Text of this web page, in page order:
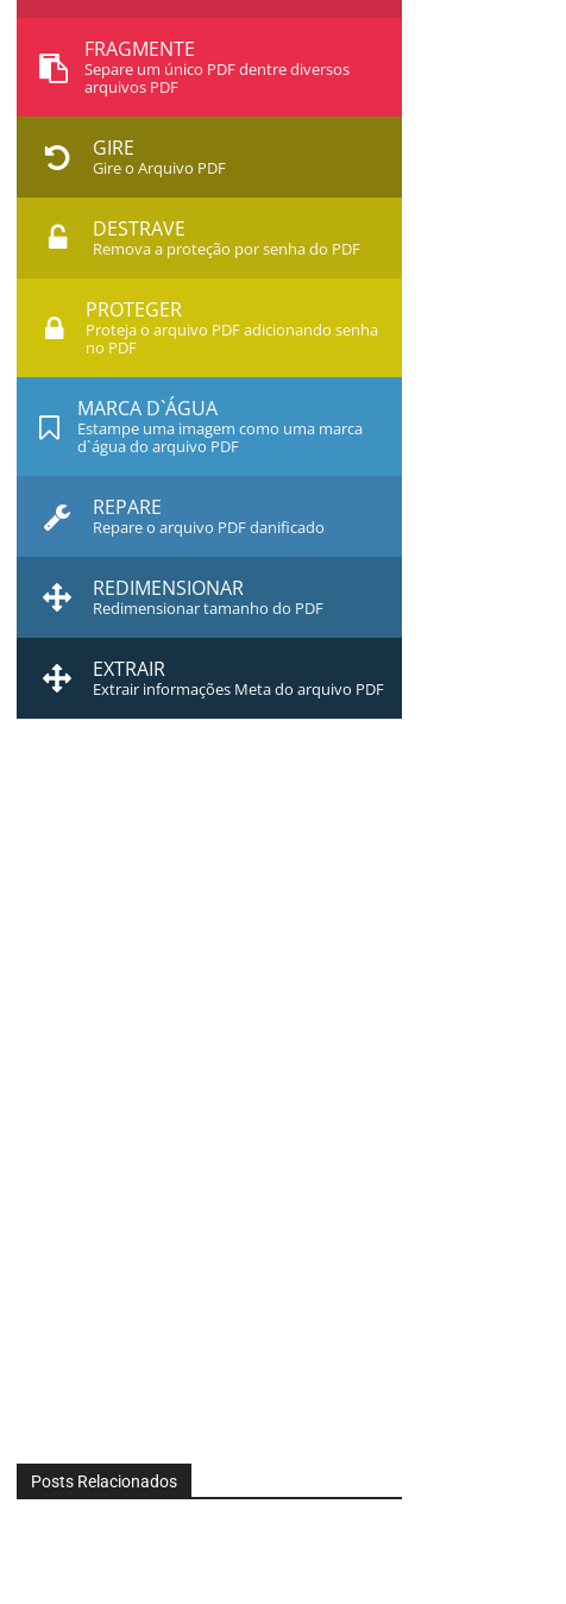
FRAGMENTE
Separe um único PDF dentre diversos
arquivos PDF
GIRE
Gire o Arquivo PDF
DESTRAVE
Remova a proteção por senha do PDF
PROTEGER
Proteja o arquivo PDF adicionando senha
no PDF
MARCA D`ÁGUA
Estampe uma imagem como uma marca
d`água do arquivo PDF
REPARE
Repare o arquivo PDF danificado
REDIMENSIONAR
Redimensionar tamanho do PDF
EXTRAIR
Extrair informações Meta do arquivo PDF
Posts Relacionados